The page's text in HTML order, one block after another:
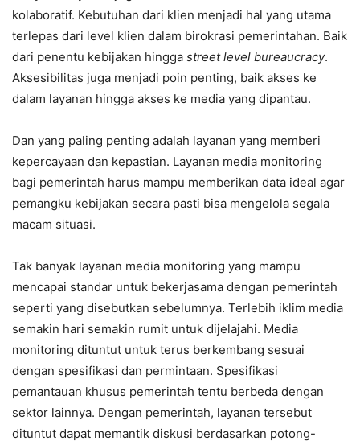
kolaboratif. Kebutuhan dari klien menjadi hal yang utama
terlepas dari level klien dalam birokrasi pemerintahan. Baik
dari penentu kebijakan hingga street level bureaucracy.
Aksesibilitas juga menjadi poin penting, baik akses ke
dalam layanan hingga akses ke media yang dipantau.
Dan yang paling penting adalah layanan yang memberi
kepercayaan dan kepastian. Layanan media monitoring
bagi pemerintah harus mampu memberikan data ideal agar
pemangku kebijakan secara pasti bisa mengelola segala
macam situasi.
Tak banyak layanan media monitoring yang mampu
mencapai standar untuk bekerjasama dengan pemerintah
seperti yang disebutkan sebelumnya. Terlebih iklim media
semakin hari semakin rumit untuk dijelajahi. Media
monitoring dituntut untuk terus berkembang sesuai
dengan spesifikasi dan permintaan. Spesifikasi
pemantauan khusus pemerintah tentu berbeda dengan
sektor lainnya. Dengan pemerintah, layanan tersebut
dituntut dapat memantik diskusi berdasarkan potong-